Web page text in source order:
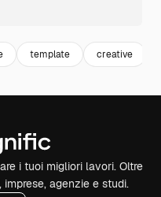
template creative
i tuoi migliori lavori. Oltre
agenzie e studi.